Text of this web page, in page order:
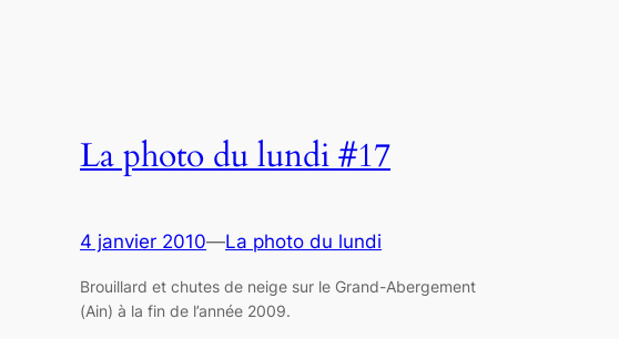
La photo du lundi #17
4 janvier 2010—La photo du lundi
Brouillard et chutes de neige sur le Grand-Abergement
(Ain) à la fin de l’année 2009.